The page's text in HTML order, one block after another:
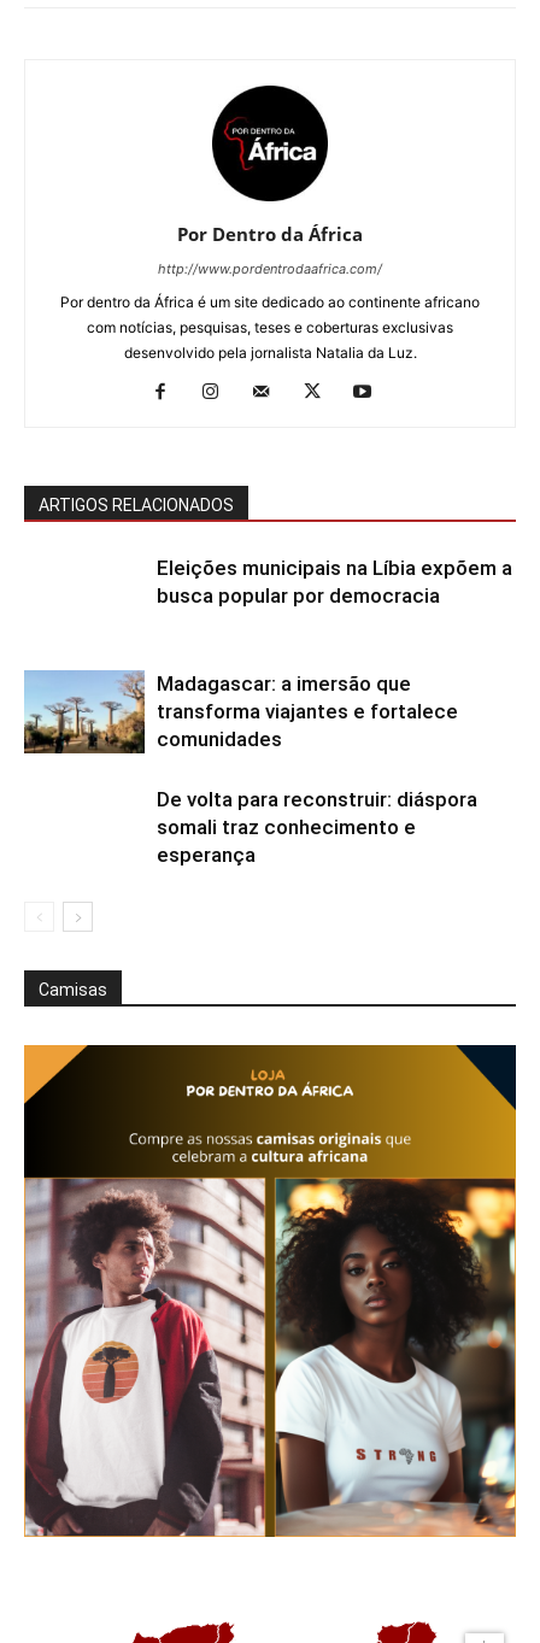
Por Dentro da África
http://www.pordentrodaafrica.com/
Por dentro da África é um site dedicado ao continente africano
com notícias, pesquisas, teses e coberturas exclusivas
desenvolvido pela jornalista Natalia da Luz.
ARTIGOS RELACIONADOS
Eleições municipais na Líbia expõem a
busca popular por democracia
Madagascar: a imersão que
transforma viajantes e fortalece
comunidades
De volta para reconstruir: diáspora
somali traz conhecimento e
esperança
Camisas